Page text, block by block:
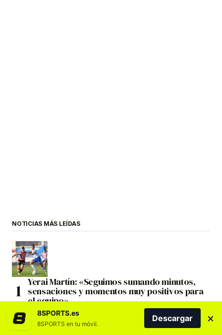
NOTICIAS MÁS LEÍDAS
Yerai Martín: «Seguimos sumando minutos,
sensaciones y momentos muy positivos para
el equipo»
8SPORTS.es
8SPORTS en tu móvil.
Descargar ×